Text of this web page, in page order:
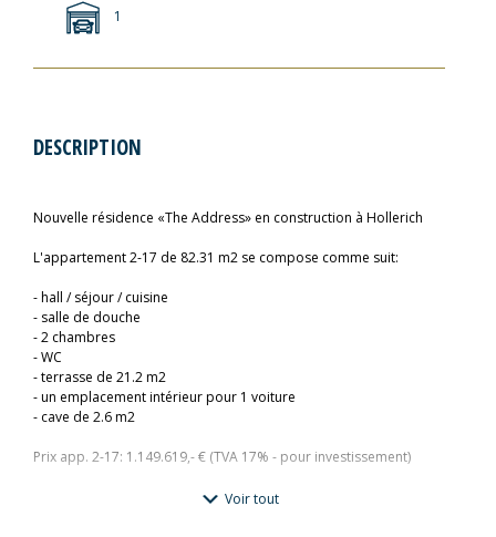
1
DESCRIPTION
Nouvelle résidence «The Address» en construction à Hollerich
L'appartement 2-17 de 82.31 m2 se compose comme suit:
- hall / séjour / cuisine
- salle de douche
- 2 chambres
- WC
- terrasse de 21.2 m2
- un emplacement intérieur pour 1 voiture
- cave de 2.6 m2
Prix app. 2-17: 1.149.619,- € (TVA 17% - pour investissement)
Voir tout